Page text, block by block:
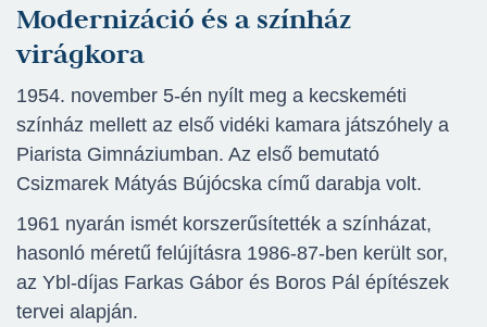
Modernizáció és a színház
virágkora
1954. november 5-én nyílt meg a kecskeméti
színház mellett az első vidéki kamara játszóhely a
Piarista Gimnáziumban. Az első bemutató
Csizmarek Mátyás Bújócska című darabja volt.
1961 nyarán ismét korszerűsítették a színházat,
hasonló méretű felújításra 1986-87-ben került sor,
az Ybl-díjas Farkas Gábor és Boros Pál építészek
tervei alapján.